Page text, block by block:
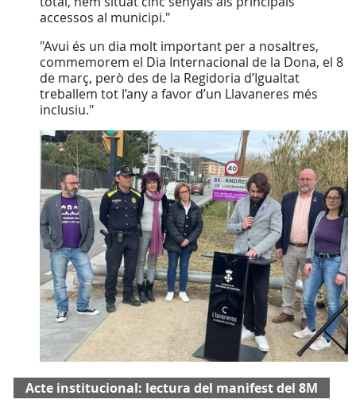
accessos al municipi."
"Avui és un dia molt important per a nosaltres,
commemorem el Dia Internacional de la Dona, el 8
de març, però des de la Regidoria d’Igualtat
treballem tot l’any a favor d’un Llavaneres més
inclusiu."
Acte institucional: lectura del manifest del 8M